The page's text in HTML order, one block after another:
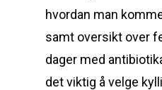
hvordan man
samt oversikt over
dager med
det viktig å velge